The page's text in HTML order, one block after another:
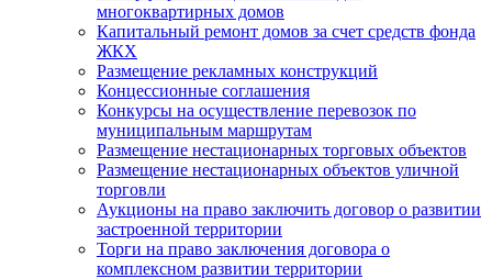
многоквартирных домов
Капитальный ремонт домов за счет средств фонда
ЖКХ
Размещение рекламных конструкций
Концессионные соглашения
Конкурсы на осуществление перевозок по
муниципальным маршрутам
Размещение нестационарных торговых объектов
Размещение нестационарных объектов уличной
торговли
Аукционы на право заключить договор о развитии
застроенной территории
Торги на право заключения договора о
комплексном развитии территории